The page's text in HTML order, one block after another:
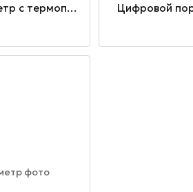
Универсальный мультиметр с термопарой и функцией True RMS Цифровой